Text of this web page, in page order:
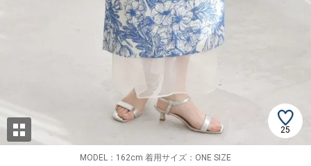
25
MODEL：162cm 着用サイズ：ONE SIZE